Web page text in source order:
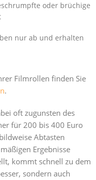
oder brüchige
nur ab und erhalten
Filmrollen finden Sie
.
oft zugunsten des
für 200 bis 400 Euro
Abtasten
Ergebnisse
kommt schnell zu dem
sondern auch